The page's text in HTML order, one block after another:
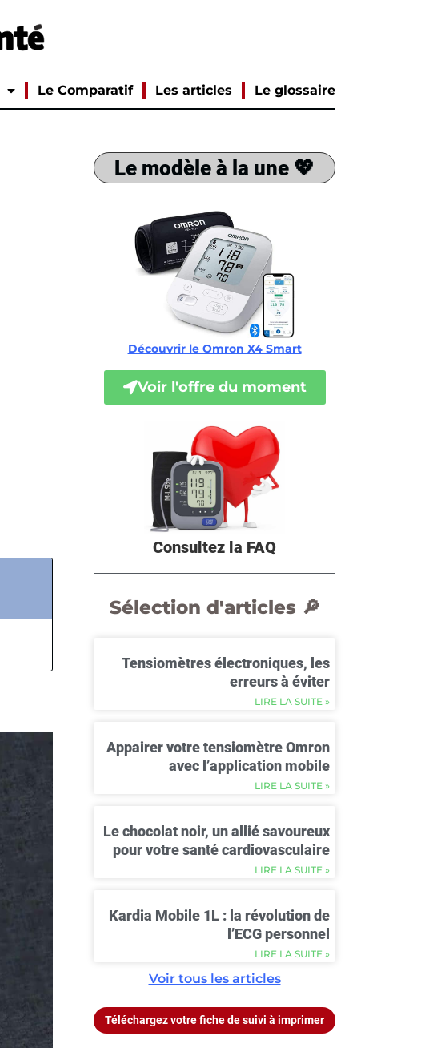
Le Comparatif Les articles Le glossaire
Le modèle à la une 💖
Découvrir le Omron X4 Smart
Voir l'offre du moment
Consultez la FAQ
Sélection d'articles 🔎
Tensiomètres électroniques, les
erreurs à éviter
LIRE LA SUITE »
Appairer votre tensiomètre Omron
avec l’application mobile
LIRE LA SUITE »
Le chocolat noir, un allié savoureux
pour votre santé cardiovasculaire
LIRE LA SUITE »
Kardia Mobile 1L : la révolution de
l’ECG personnel
LIRE LA SUITE »
Voir tous les articles
Téléchargez votre fiche de suivi à imprimer